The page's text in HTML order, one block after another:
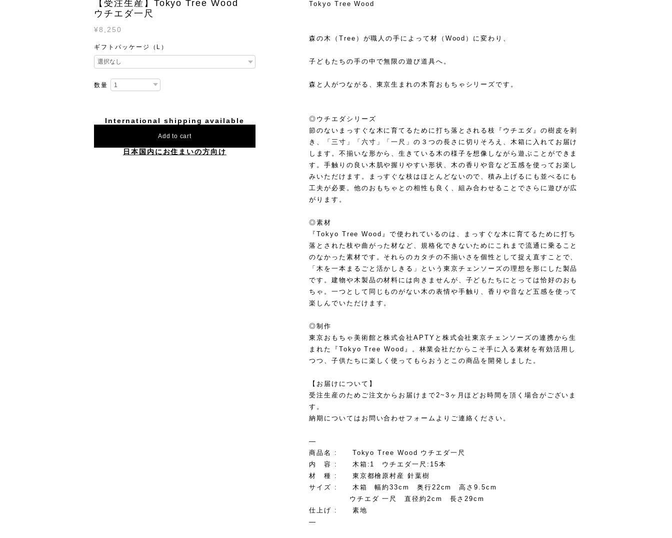
【受注生産】Tokyo Tree Wood
ウチエダ一尺
¥8,250
ギフトパッケージ（L）
数量
International shipping available
Add to cart
日本国内にお住まいの方向け
Tokyo Tree Wood
森の木（Tree）が職人の手によって材（Wood）に変わり、
子どもたちの手の中で無限の遊び道具へ。
森と人がつながる、東京生まれの木育おもちゃシリーズです。
◎ウチエダシリーズ
節のないまっすぐな木に育てるために打ち落とされる枝『ウチエダ』の樹皮を剥
き、「三寸」「六寸」「一尺」の３つの長さに切りそろえ、木箱に入れてお届け
します。不揃いな形から、生きている木の様子を想像しながら遊ぶことができま
す。手触りの良い木肌や握りやすい形状、木の香りや音など五感を使ってお楽し
みいただけます。まっすぐな枝はほとんどないので、積み上げるにも並べるにも
工夫が必要。他のおもちゃとの相性も良く、組み合わせることでさらに遊びが広
がります。
◎素材
『Tokyo Tree Wood』で使われているのは、まっすぐな木に育てるために打ち
落とされた枝や曲がった材など、規格化できないためにこれまで流通に乗ること
のなかった素材です。それらのカタチの不揃いさを個性として捉え直すことで、
「木を一本まるごと活かしきる」という東京チェンソーズの理想を形にした製品
です。建物や木製品の材料には向きませんが、子どもたちにとっては恰好のおも
ちゃ。一つとして同じものがない木の表情や手触り、香りや音など五感を使って
楽しんでいただけます。
◎制作
東京おもちゃ美術館と株式会社APTYと株式会社東京チェンソーズの連携から生
まれた『Tokyo Tree Wood』。林業会社だからこそ手に入る素材を有効活用し
つつ、子供たちに楽しく使ってもらおうとこの商品を開発しました。
【お届けについて】
受注生産のためご注文からお届けまで2~3ヶ月ほどお時間を頂く場合がございま
す。
納期についてはお問い合わせフォームよりご連絡ください。
—
商品名 : Tokyo Tree Wood ウチエダ一尺
内 容 : 木箱:1 ウチエダ一尺:15本
材 種 : 東京都檜原村産 針葉樹
サイズ : 木箱 幅約33cm 奥行22cm 高さ9.5cm
ウチエダ 一尺 直径約2cm 長さ29cm
仕上げ : 素地
—